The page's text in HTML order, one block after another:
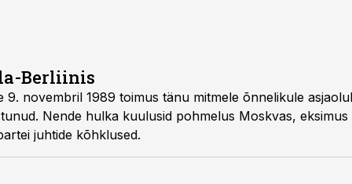
Berliinis
9. novembril 1989 toimus tänu mitmele õnnelikule
Nende hulka kuulusid pohmelus Moskvas,
juhtide kõhklused.